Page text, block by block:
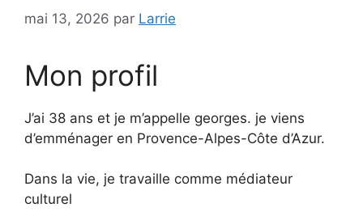
mai 13, 2026 par Larrie
Mon profil
J’ai 38 ans et je m’appelle georges. je viens
d’emménager en Provence-Alpes-Côte d’Azur.
Dans la vie, je travaille comme médiateur
culturel